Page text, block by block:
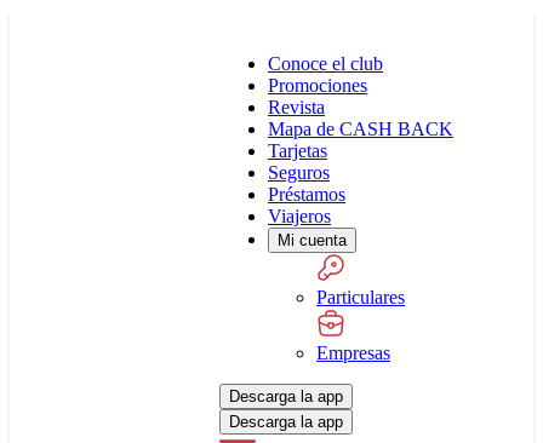
Conoce el club
Promociones
Revista
Mapa de CASH BACK
Tarjetas
Seguros
Préstamos
Viajeros
Mi cuenta
Particulares
Empresas
Descarga la app
Descarga la app